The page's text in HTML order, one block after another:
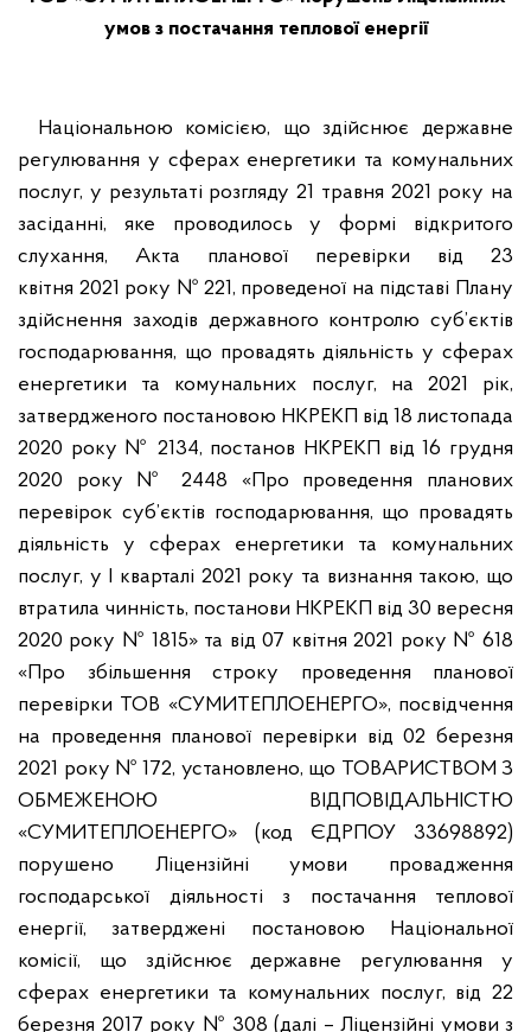
умов з постачання теплової енергії
Національною комісією, що здійснює державне
регулювання у сферах енергетики та комунальних
послуг, у результаті розгляду 21 травня 2021 року на
засіданні, яке проводилось у формі відкритого
слухання, Акта планової перевірки від 23
квітня 2021 року № 221, проведеної на підставі Плану
здійснення заходів державного контролю суб’єктів
господарювання, що провадять діяльність у сферах
енергетики та комунальних послуг, на 2021 рік,
затвердженого постановою НКРЕКП від 18 листопада
2020 року № 2134, постанов НКРЕКП від 16 грудня
2020 року № 2448 «Про проведення планових
перевірок суб’єктів господарювання, що провадять
діяльність у сферах енергетики та комунальних
послуг, у І кварталі 2021 року та визнання такою, що
втратила чинність, постанови НКРЕКП від 30 вересня
2020 року № 1815» та від 07 квітня 2021 року № 618
«Про збільшення строку проведення планової
перевірки ТОВ «СУМИТЕПЛОЕНЕРГО», посвідчення
на проведення планової перевірки від 02 березня
2021 року № 172, установлено, що ТОВАРИСТВОМ З
ОБМЕЖЕНОЮ ВІДПОВІДАЛЬНІСТЮ
«СУМИТЕПЛОЕНЕРГО» (код ЄДРПОУ 33698892)
порушено Ліцензійні умови провадження
господарської діяльності з постачання теплової
енергії, затверджені постановою Національної
комісії, що здійснює державне регулювання у
сферах енергетики та комунальних послуг, від 22
березня 2017 року № 308 (далі – Ліцензійні умови з